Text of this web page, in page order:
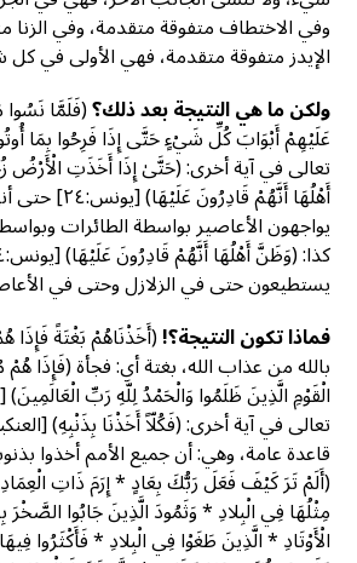
وفي الاختطاف متفوقة متقدمة، وفي الزنا
الإيدز متفوقة متقدمة، فهي الأولى في
ولكن ما هي النتيجة بعد ذلك؟(فَلَمَّا نَسُوا
تعالى في آية أخرى: (حَتَّىٰ إِذَا أَخَذَتِ الْأَرْضُ
أَهْلُهَا أَنَّهُمْ
يواجهون الأعاصير بواسطة الطائرات
يستطيعون حتى في الزلازل وحتى في
فماذا تكون النتيجة؟!
بالله من عذاب الله، بغتة أي: فجأة (فَإِذَا
قاعدة عامة، وهي: أن جميع الأمم أخذوا
(أَلَمْ تَرَ كَيْفَ فَعَلَ رَبُّكَ بِعَادٍ * إِرَمَ ذَاتِ
مِثْلُهَا فِي الْبِلادِ * وَثَمُودَ الَّذِينَ جَابُوا
الْأَوْتَادِ * الَّذِينَ طَغَوْا فِي الْبِلادِ * فَأَكْثَرُوا